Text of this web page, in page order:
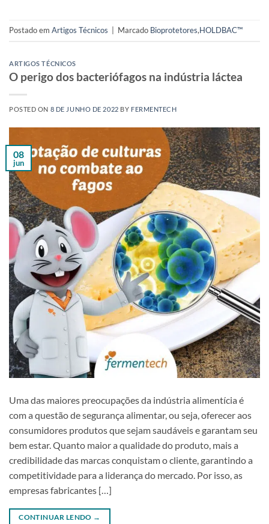
Postado em Artigos Técnicos Marcado Bioprotetores,HOLDBAC™
ARTIGOS TÉCNICOS
O perigo dos bacteriófagos na indústria láctea
POSTED ON 8 DE JUNHO DE 2022 BY FERMENTECH
08
jun
Uma das maiores preocupações da indústria alimentícia é
com a questão de segurança alimentar, ou seja, oferecer aos
consumidores produtos que sejam saudáveis e garantam seu
bem estar. Quanto maior a qualidade do produto, mais a
credibilidade das marcas conquistam o cliente, garantindo a
competitividade para a liderança do mercado. Por isso, as
empresas fabricantes […]
CONTINUAR LENDO →